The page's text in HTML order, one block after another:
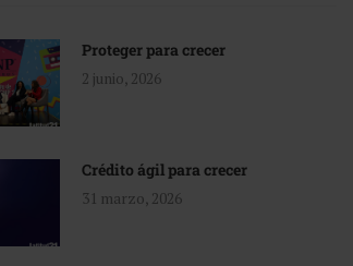
Proteger para crecer
2 junio, 2026
Crédito ágil para crecer
31 marzo, 2026